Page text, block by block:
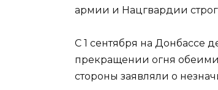
армии и Нацгвардии
С 1 сентября на Донбассе
прекращении огня
стороны заявляли о